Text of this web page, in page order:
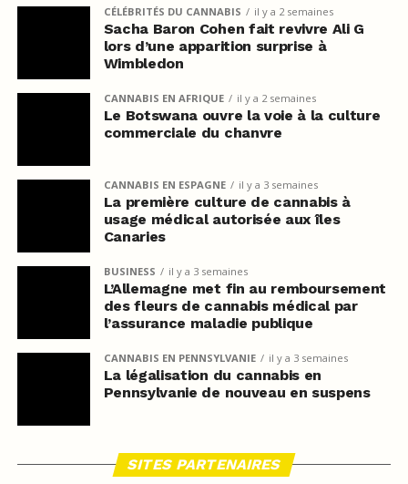
CÉLÉBRITÉS DU CANNABIS il y a 2 semaines
Sacha Baron Cohen fait revivre Ali G
lors d’une apparition surprise à
Wimbledon
CANNABIS EN AFRIQUE il y a 2 semaines
Le Botswana ouvre la voie à la culture
commerciale du chanvre
CANNABIS EN ESPAGNE il y a 3 semaines
La première culture de cannabis à
usage médical autorisée aux îles
Canaries
BUSINESS il y a 3 semaines
L’Allemagne met fin au remboursement
des fleurs de cannabis médical par
l’assurance maladie publique
CANNABIS EN PENNSYLVANIE il y a 3 semaines
La légalisation du cannabis en
Pennsylvanie de nouveau en suspens
SITES PARTENAIRES